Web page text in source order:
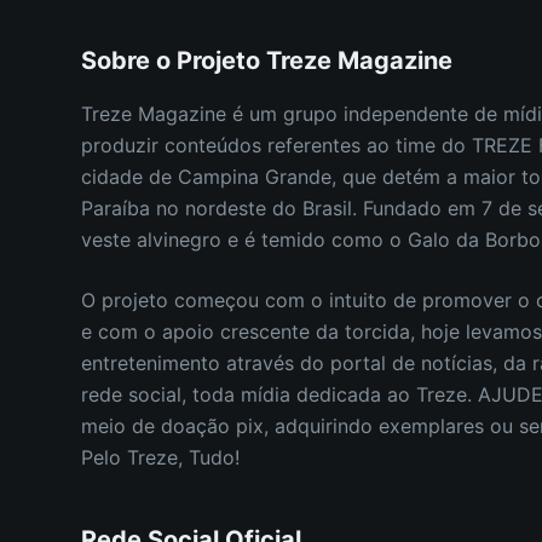
Sobre o Projeto Treze Magazine
Treze Magazine é um grupo independente de
produzir conteúdos referentes ao time do TREZE
cidade de Campina Grande, que detém a maior
Paraíba no nordeste do Brasil. Fundado em 7 de
veste alvinegro e é temido como o Galo da
O projeto começou com o intuito de promover o
e com o apoio crescente da torcida, hoje
entretenimento através do portal de notícias, da
rede social, toda mídia dedicada ao Treze.
meio de doação pix, adquirindo exemplares ou
Pelo Treze, Tudo!